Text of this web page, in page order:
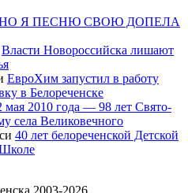
Я ПЕСНЮ СВОЮ ДОПЕЛА
Власти Новороссийска лишают
ЕвроХим запустил в работу
в Белореченске
мая 2010 года — 98 лет Свято-
села Великовечного
40 лет белореченской Детской
2003-2026